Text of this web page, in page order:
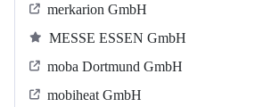
merkarion GmbH
MESSE ESSEN GmbH
moba Dortmund GmbH
mobiheat GmbH